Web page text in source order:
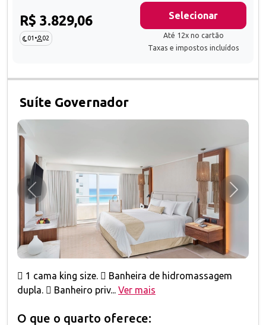
R$ 3.829,06
01 • 02
Selecionar
Até 12x no cartão
Taxas e impostos incluídos
Suíte Governador
Anterior
 1 cama king size.  Banheira de hidromassagem
dupla.  Banheiro priv... Ver mais
O que o quarto oferece: